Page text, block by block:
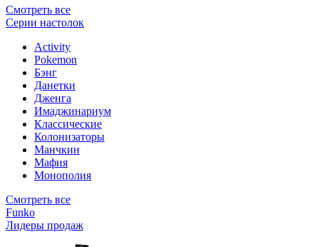
Смотреть все
Серии настолок
Activity
Pokemon
Бэнг
Данетки
Дженга
Имаджинариум
Классические
Колонизаторы
Манчкин
Мафия
Монополия
Смотреть все
Funko
Лидеры продаж